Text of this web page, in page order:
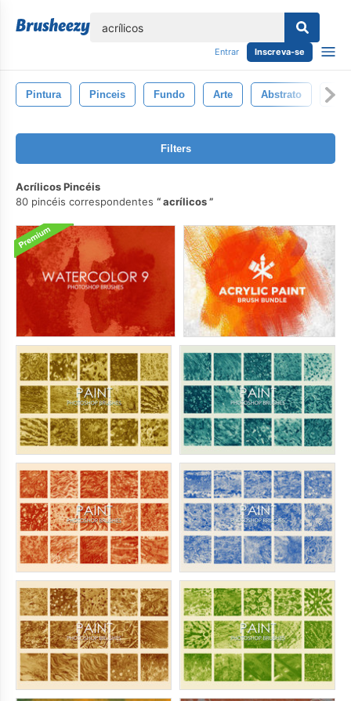
Entrar Inscreva-se
Pintura Pinceis Fundo Arte Abstrato
Filters
Acrílicos Pincéis
80 pincéis correspondentes
acrílicos